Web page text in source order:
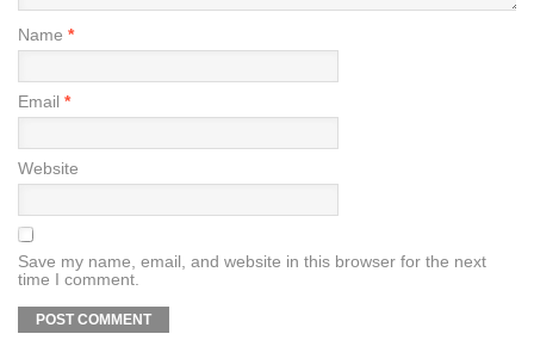
Name *
Email *
Website
Save my name, email, and website in this browser for the next
time I comment.